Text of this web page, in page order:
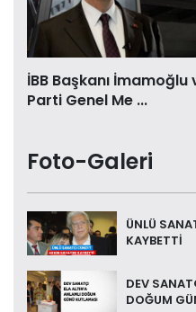
İBB Başkanı İmamoğlu
Parti Genel Me ...
Foto-Galeri
ÜNLÜ
KAYBETTİ
DEV
DOĞUM